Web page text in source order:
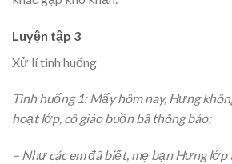
Luyện tập 3
Xử lí tình huống
Tình huống 1: Mấy hôm nay, Hưng
hoạt lớp, cô giáo buồn bã thông báo:
– Như các em đã biết, mẹ bạn Hưng lớp